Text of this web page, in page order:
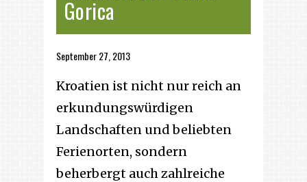
Gorica
September 27, 2013
Kroatien ist nicht nur reich an
erkundungswürdigen
Landschaften und beliebten
Ferienorten, sondern
beherbergt auch zahlreiche